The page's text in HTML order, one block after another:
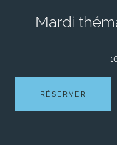
Mardi
RÉSERVER